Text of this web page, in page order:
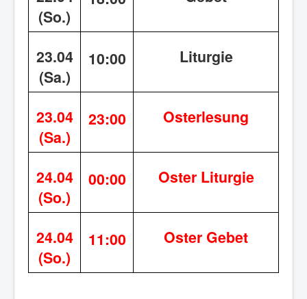
(So.)
23.04
(Sa.)
10:00 Liturgie
23.04
(Sa.)
23:00 Osterlesung
24.04
(So.)
00:00 Oster Liturgie
24.04
(So.)
11:00 Oster Gebet